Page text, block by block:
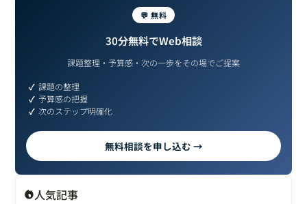
💬 無料
30分無料でWeb相談
課題整理・予算感・次の一歩をその場でご提案
課題の整理
予算感の把握
次のステップ明確化
無料相談を申し込む →
人気記事